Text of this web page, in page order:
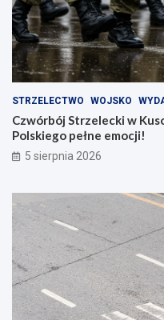
STRZELECTWO WOJSKO
Czwórbój Strzelecki w
Polskiego pełne emocji!
5 sierpnia 2026